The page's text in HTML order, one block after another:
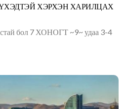
ХЭРХЭН ХАРИЛЦАХ
бол 7 ХОНОГТ ~9~ удаа 3-4